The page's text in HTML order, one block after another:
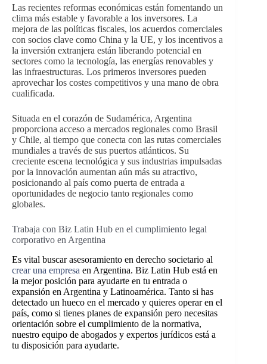
Las recientes reformas económicas están fomentando un
clima más estable y favorable a los inversores. La
mejora de las políticas fiscales, los acuerdos comerciales
con socios clave como China y la UE, y los incentivos a
la inversión extranjera están liberando potencial en
sectores como la tecnología, las energías renovables y
las infraestructuras. Los primeros inversores pueden
aprovechar los costes competitivos y una mano de obra
cualificada.
Situada en el corazón de Sudamérica, Argentina
proporciona acceso a mercados regionales como Brasil
y Chile, al tiempo que conecta con las rutas comerciales
mundiales a través de sus puertos atlánticos. Su
creciente escena tecnológica y sus industrias impulsadas
por la innovación aumentan aún más su atractivo,
posicionando al país como puerta de entrada a
oportunidades de negocio tanto regionales como
globales.
Trabaja con Biz Latin Hub en el cumplimiento legal
corporativo en Argentina
Es vital buscarasesoramiento en derecho societario al
crear una empresa en Argentina. Biz Latin Hub está en
la mejor posición para ayudarte en tu entrada o
expansión en Argentina y Latinoamérica. Tanto si has
detectado un hueco en el mercado y quieres operar en el
país, como si tienes planes de expansión pero necesitas
orientación sobre el cumplimiento de la normativa,
nuestro equipo de abogados y expertos jurídicos está a
tu disposición para ayudarte.